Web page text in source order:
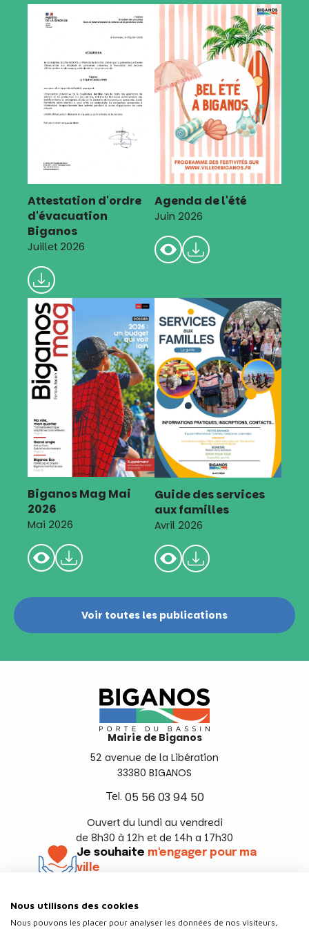
Attestation d'ordre
d'évacuation
Biganos
Juillet 2026
Agenda de l'été
Juin 2026
Biganos Mag Mai
2026
Mai 2026
Guide des services
aux familles
Avril 2026
Voir toutes les publications
Mairie de Biganos
52 avenue de la Libération
33380 BIGANOS
Tel. 05 56 03 94 50
Ouvert du lundi au vendredi
de 8h30 à 12h et de 14h a 17h30
Je souhaite m'engager pour ma
ville
Nous utilisons des cookies
Nous pouvons les placer pour analyser les données de nos visiteurs,